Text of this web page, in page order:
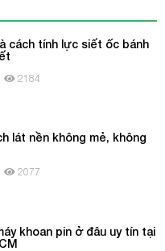
cách tính lực siết ốc bánh
2184
lát nền không mẻ, không
2077
khoan pin ở đâu uy tín tại